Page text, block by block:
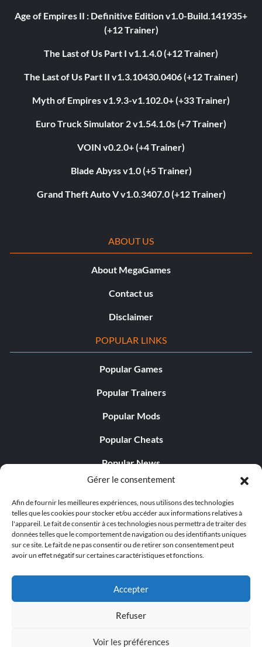
Gérer le consentement
Afin de fournir les meilleures expériences, nous utilisons des technologies
telles que les cookies pour stocker et/ou accéder aux informations relatives à
l'appareil. Le fait de consentir à ces technologies nous permettra de traiter des
données telles que le comportement de navigation ou des identifiants uniques
sur ce site. Le fait de ne pas consentir ou de retirer son consentement peut
avoir un effet négatif sur certaines caractéristiques et fonctions.
Accepter
Refuser
Voir les préférences
Age of Empires II : Definitive Edition v1.0-Build.141935+
(+12 Trainer)
The Last of Us Part I v1.1.4.0 (+12 Trainer)
The Last of Us Part II v1.3.10430.0406 (+12 Trainer)
Myth of Empires v1.9.3-v1.102.0+ (+33 Trainer)
Euro Truck Simulator 2 v1.54.1.0s (+7 Trainer)
VOIN v0.2.0+ (+4 Trainer)
Blade Abyss v1.0 (+5 Trainer)
Grand Theft Auto V v1.0.3407.0 (+12 Trainer)
ABOUT US
About MegaGames
Contact us
Disclaimer
POPULAR LINKS
Popular Games
Popular Trainers
Popular Mods
Popular Cheats
Popular News
Popular Editorials
Popular Free Games
LATEST UPDATES